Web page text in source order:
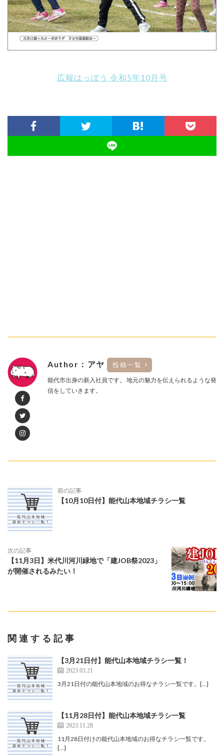
広報はっぽう 令和5年10月号
Author：アヤ 投稿一覧
能代市出身の新入社員です。 地元の魅力を伝えられるような発
信をしていきます。
前の記事
【10月10日付】能代山本地域チラシ一覧
次の記事
【11月3日】米代川河川緑地で「建JOB祭2023」
が開催されるみたい！
関連する記事
【3月21日付】能代山本地域チラシ一覧！
2023.03.21
3月21日付の能代山本地域のお得なチラシ一覧です。[…]
【11月28日付】能代山本地域チラシ一覧
2023.11.28
11月28日付けの能代山本地域のお得なチラシ一覧です。
[…]